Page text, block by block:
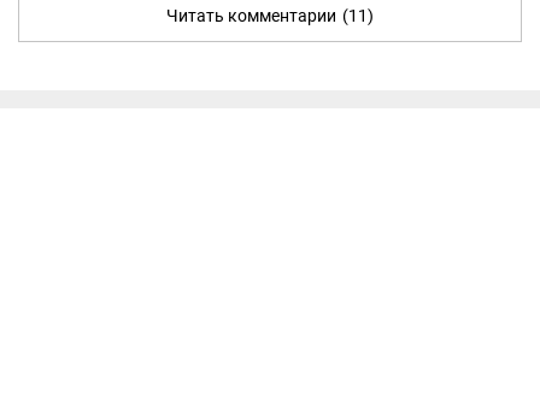
Читать комментарии (11)